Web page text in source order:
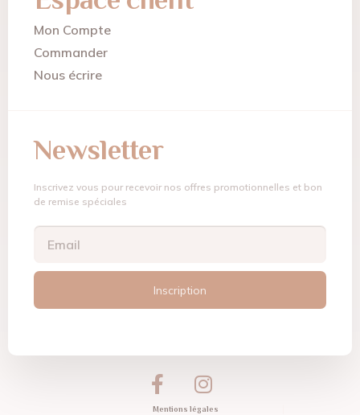
Mon Compte
Commander
Nous écrire
Newsletter
Inscrivez vous pour recevoir nos offres promotionnelles et bon
de remise spéciales
Inscription
Mentions légales